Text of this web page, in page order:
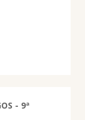
- 9ª